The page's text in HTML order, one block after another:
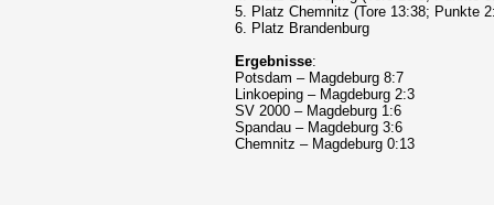
5. Platz Chemnitz (Tore 13:38; Punkte
6. Platz Brandenburg
Ergebnisse:
Potsdam – Magdeburg 8:7
Linkoeping – Magdeburg 2:3
SV 2000 – Magdeburg 1:6
Spandau – Magdeburg 3:6
Chemnitz – Magdeburg 0:13